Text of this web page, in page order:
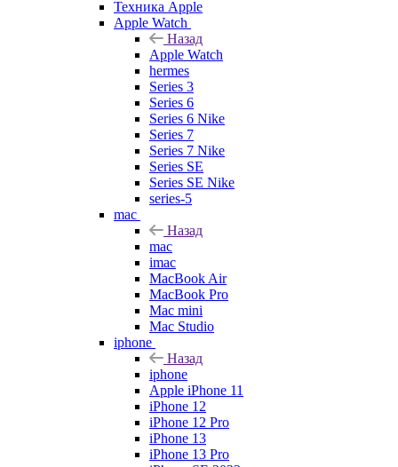
Техника Apple
Apple Watch
Назад
Apple Watch
hermes
Series 3
Series 6
Series 6 Nike
Series 7
Series 7 Nike
Series SE
Series SE Nike
series-5
mac
Назад
mac
imac
MacBook Air
MacBook Pro
Mac mini
Mac Studio
iphone
Назад
iphone
Apple iPhone 11
iPhone 12
iPhone 12 Pro
iPhone 13
iPhone 13 Pro